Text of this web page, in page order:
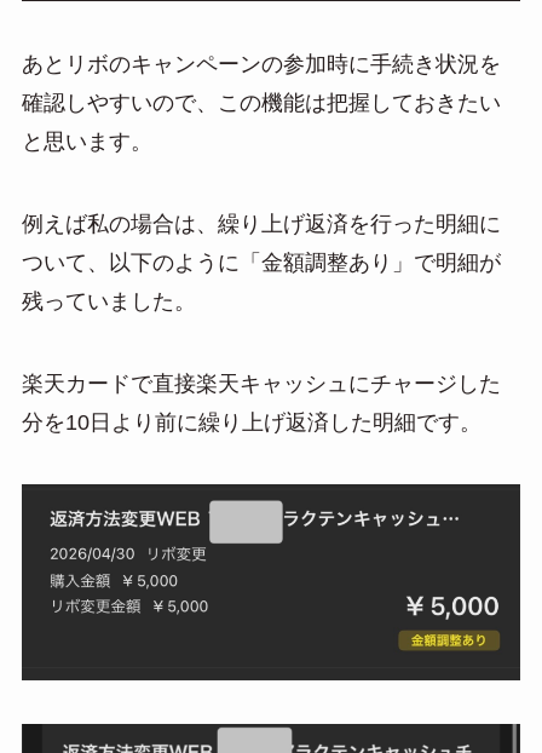
あとリボのキャンペーンの参加時に手続き状況を
確認しやすいので、この機能は把握しておきたい
と思います。
例えば私の場合は、繰り上げ返済を行った明細に
ついて、以下のように「金額調整あり」で明細が
残っていました。
楽天カードで直接楽天キャッシュにチャージした
分を10日より前に繰り上げ返済した明細です。